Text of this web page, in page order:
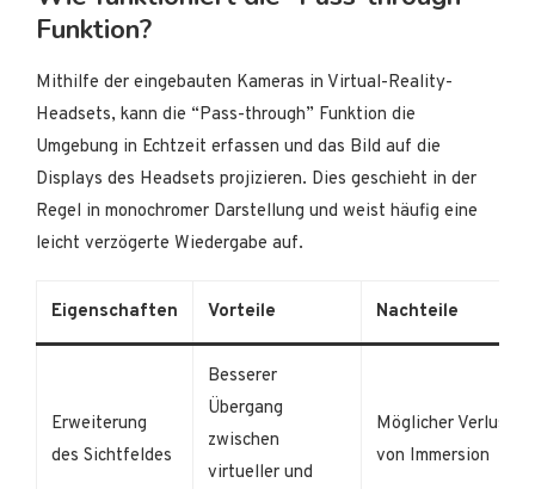
Funktion?
Mithilfe der eingebauten Kameras in Virtual-Reality-
Headsets, kann die “Pass-through” Funktion die
Umgebung in Echtzeit erfassen und das Bild auf die
Displays des Headsets projizieren. Dies geschieht in der
Regel in monochromer Darstellung und weist häufig eine
leicht verzögerte Wiedergabe auf.
Eigenschaften Vorteile Nachteile
Erweiterung
des Sichtfeldes
Besserer
Übergang
zwischen
virtueller und
Möglicher Verlust
von Immersion